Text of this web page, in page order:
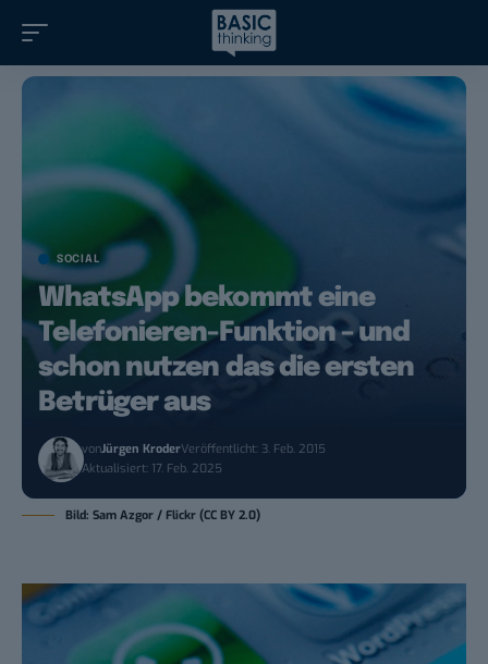
SOCIAL
WhatsApp bekommt eine
Telefonieren-Funktion – und
schon nutzen das die ersten
Betrüger aus
vonJürgen KroderVeröffentlicht: 3. Feb. 2015
Aktualisiert: 17. Feb. 2025
Bild: Sam Azgor / Flickr (CC BY 2.0)